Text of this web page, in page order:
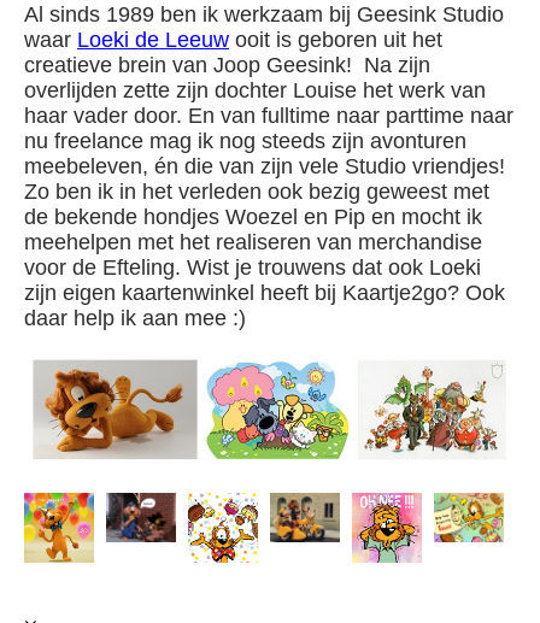
Al sinds 1989 ben ik werkzaam bij Geesink Studio
waar Loeki de Leeuw ooit is geboren uit het
creatieve brein van Joop Geesink! Na zijn
overlijden zette zijn dochter Louise het werk van
haar vader door. En van fulltime naar parttime naar
nu freelance mag ik nog steeds zijn avonturen
meebeleven, én die van zijn vele Studio vriendjes!
Zo ben ik in het verleden ook bezig geweest met
de bekende hondjes Woezel en Pip en mocht ik
meehelpen met het realiseren van merchandise
voor de Efteling. Wist je trouwens dat ook Loeki
zijn eigen kaartenwinkel heeft bij Kaartje2go? Ook
daar help ik aan mee :)